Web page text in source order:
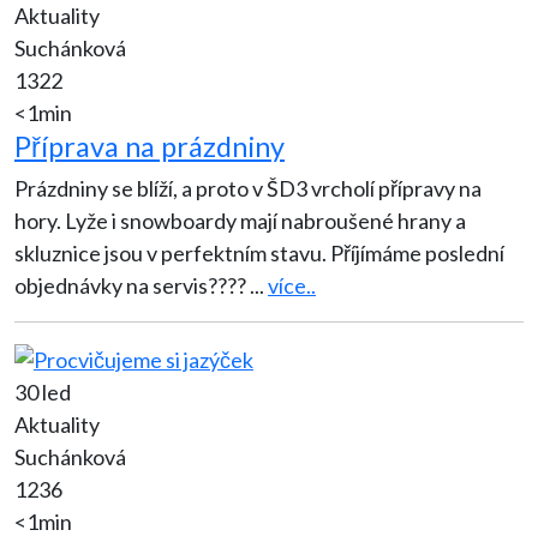
Aktuality
Suchánková
1322
<1min
Příprava na prázdniny
Prázdniny se blíží, a proto v ŠD3 vrcholí přípravy na
hory. Lyže i snowboardy mají nabroušené hrany a
skluznice jsou v perfektním stavu. Příjímáme poslední
objednávky na servis????...více..
30 led
Aktuality
Suchánková
1236
<1min